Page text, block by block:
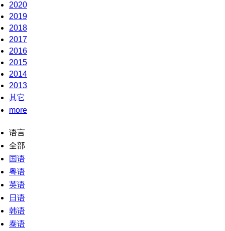
2020
2019
2018
2017
2016
2015
2014
2013
其它
more
语言
全部
国语
粤语
英语
日语
韩语
泰语